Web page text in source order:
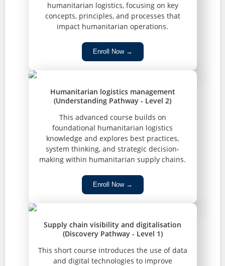
humanitarian logistics, focusing on key
concepts, principles, and processes that
impact humanitarian operations.
Enroll Now →
Humanitarian logistics management
(Understanding Pathway - Level 2)
This advanced course builds on
foundational humanitarian logistics
knowledge and explores best practices,
system thinking, and strategic decision-
making within humanitarian supply chains.
Enroll Now →
Supply chain visibility and digitalisation
(Discovery Pathway - Level 1)
This short course introduces the use of data
and digital technologies to improve